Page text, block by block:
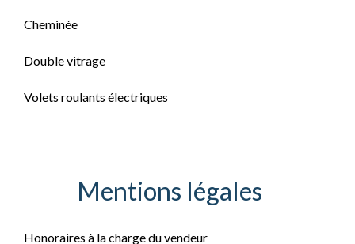
Cheminée
Double vitrage
Volets roulants électriques
Mentions légales
Honoraires à la charge du vendeur